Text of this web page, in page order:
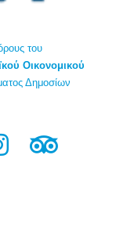
του
Οικονομικού
Δημοσίων